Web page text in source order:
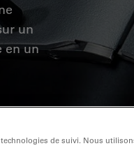
un
en un
de suivi. Nous